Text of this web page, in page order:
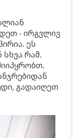
- ირგვლივ
ეს
რამ.
გადაიღეთ